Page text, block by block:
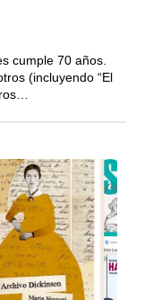
cumple 70 años.
(incluyendo “El